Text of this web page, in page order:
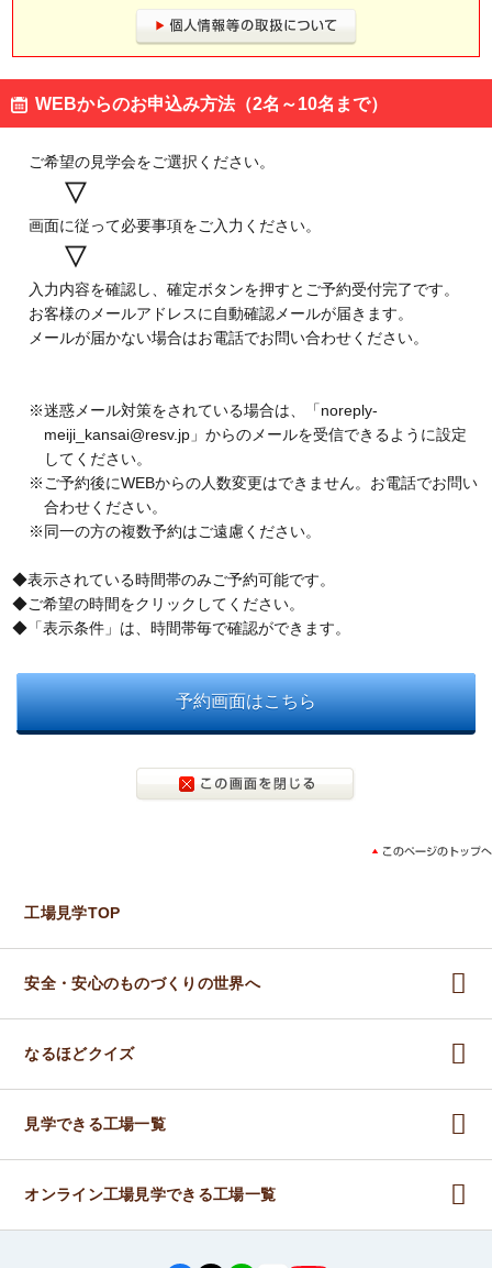
見学予約・お問い合わせ
茨城県 守谷市
明治なるほどファクトリー
守谷
見学予約・お問い合わせ
WEBからのお申込み方法（2名～10名まで）
ご希望の見学会をご選択ください。
▽
画面に従って必要事項をご入力ください。
▽
入力内容を確認し、確定ボタンを押すとご予約受付完了です。
お客様のメールアドレスに自動確認メールが届きます。
メールが届かない場合はお電話でお問い合わせください。
※迷惑メール対策をされている場合は、「noreply-
meiji_kansai@resv.jp」からのメールを受信できるように設定
してください。
※ご予約後にWEBからの人数変更はできません。お電話でお問い
合わせください。
※同一の方の複数予約はご遠慮ください。
◆表示されている時間帯のみご予約可能です。
◆ご希望の時間をクリックしてください。
◆「表示条件」は、時間帯毎で確認ができます。
予約画面はこちら
工場見学TOP
安全・安心のものづくりの世界へ
なるほどクイズ
見学できる工場一覧
オンライン工場見学できる工場一覧